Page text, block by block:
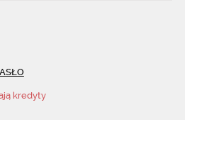
kredyty